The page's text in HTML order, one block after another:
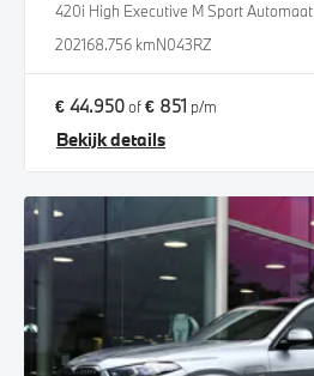
420i High Executive M Sport Automaat
202168.756 kmN043RZ
€ 44.950of€ 851 p/m
Bekijk details